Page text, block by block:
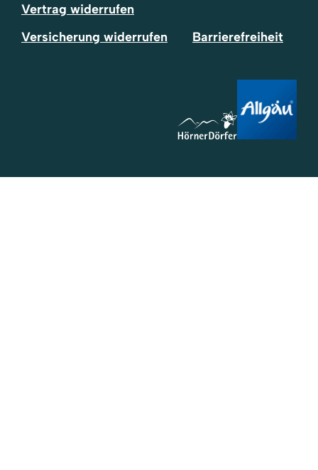
Vertrag widerrufen
Versicherung widerrufen
Barrierefreiheit